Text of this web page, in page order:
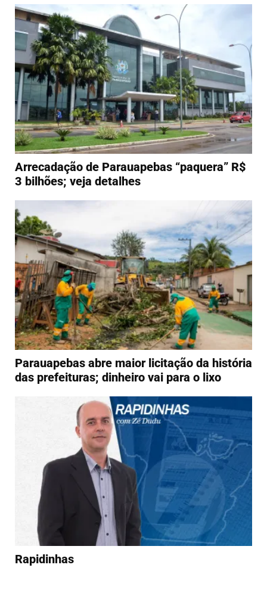
Arrecadação de Parauapebas “paquera” R$
3 bilhões; veja detalhes
Parauapebas abre maior licitação da história
das prefeituras; dinheiro vai para o lixo
Rapidinhas